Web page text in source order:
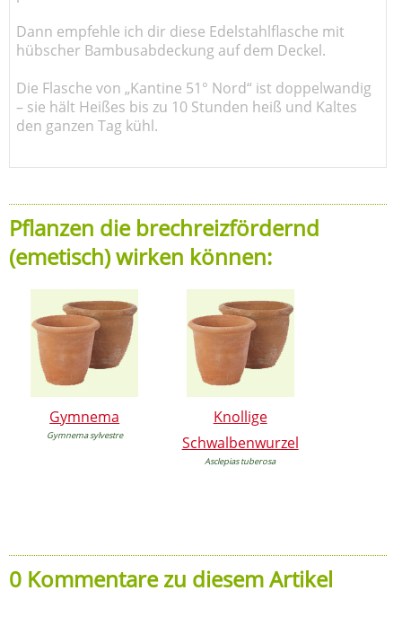
Dann empfehle ich dir diese Edelstahlflasche mit
hübscher Bambusabdeckung auf dem Deckel.
Die Flasche von „Kantine 51° Nord“ ist doppelwandig
– sie hält Heißes bis zu 10 Stunden heiß und Kaltes
den ganzen Tag kühl.
Pflanzen die brechreizfördernd
(emetisch) wirken können:
Gymnema
Gymnema sylvestre
Knollige
Schwalbenwurzel
Asclepias tuberosa
0 Kommentare zu diesem Artikel